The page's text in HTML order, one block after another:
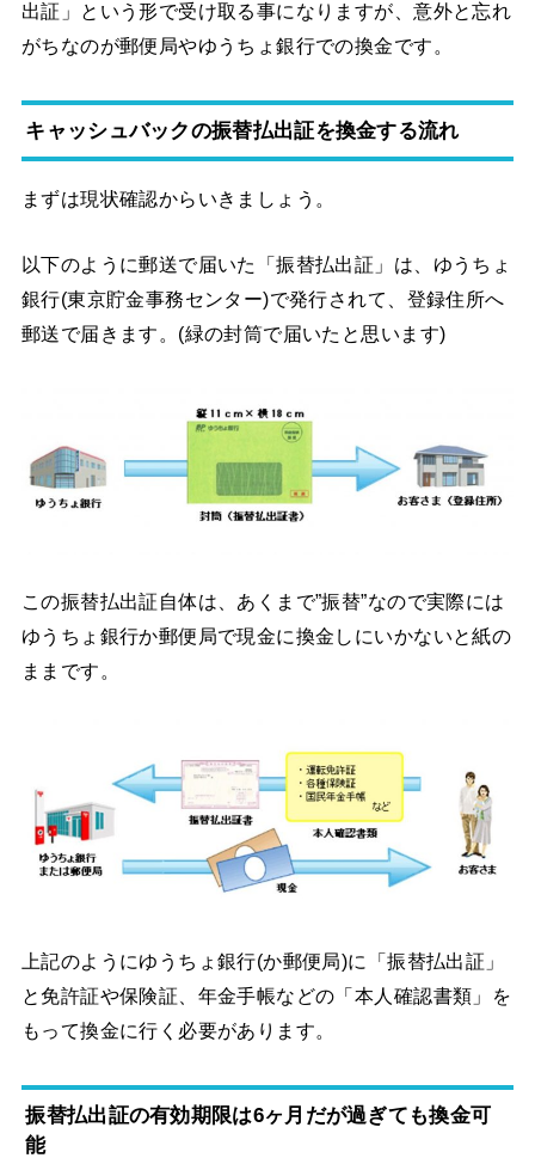
出証」という形で受け取る事になりますが、意外と忘れ
がちなのが郵便局やゆうちょ銀行での換金です。
キャッシュバックの振替払出証を換金する流れ
まずは現状確認からいきましょう。
以下のように郵送で届いた「振替払出証」は、ゆうちょ
銀行(東京貯金事務センター)で発行されて、登録住所へ
郵送で届きます。(緑の封筒で届いたと思います)
この振替払出証自体は、あくまで”振替”なので実際には
ゆうちょ銀行か郵便局で現金に換金しにいかないと紙の
ままです。
上記のようにゆうちょ銀行(か郵便局)に「振替払出証」
と免許証や保険証、年金手帳などの「本人確認書類」を
もって換金に行く必要があります。
振替払出証の有効期限は6ヶ月だが過ぎても換金可
能